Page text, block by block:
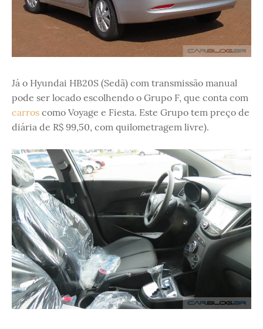
Já o Hyundai HB20S (Sedã) com transmissão manual
pode ser locado escolhendo o Grupo F, que conta com
carros como Voyage e Fiesta. Este Grupo tem preço de
diária de R$ 99,50, com quilometragem livre).